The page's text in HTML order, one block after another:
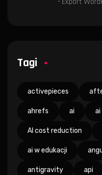
Tagi
activepieces
ahrefs ai ai
AI cost reduction
ai w edukacji
antigravity api